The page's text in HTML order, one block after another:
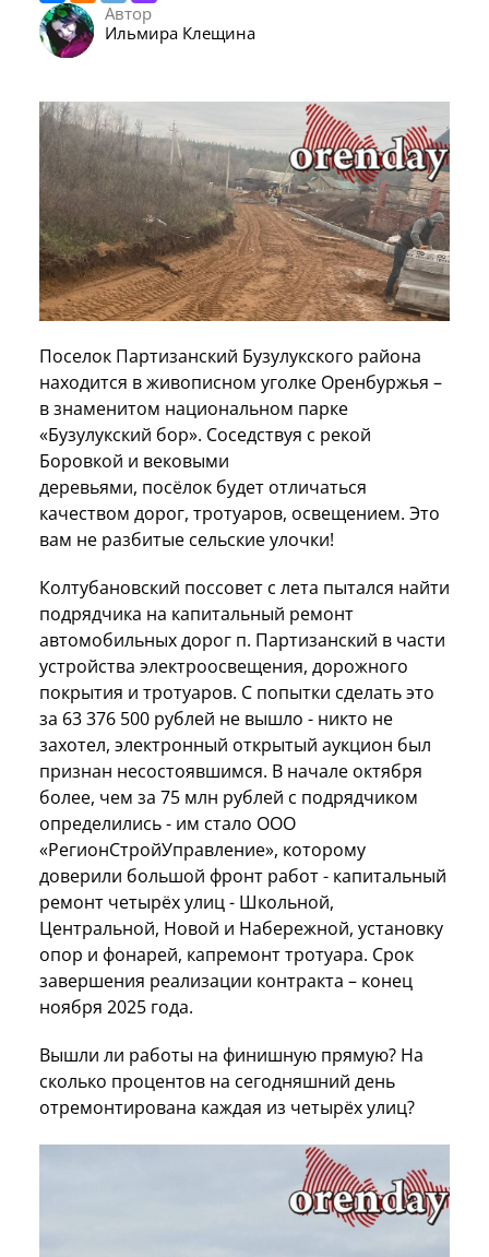
Автор
Ильмира Клещина
Поселок Партизанский Бузулукского района
находится в живописном уголке Оренбуржья –
в знаменитом национальном парке
«Бузулукский бор». Соседствуя с рекой
Боровкой и вековыми
деревьями, посёлок будет отличаться
качеством дорог, тротуаров, освещением. Это
вам не разбитые сельские улочки!
Колтубановский поссовет с лета пытался найти
подрядчика на капитальный ремонт
автомобильных дорог п. Партизанский в части
устройства электроосвещения, дорожного
покрытия и тротуаров. С попытки сделать это
за 63 376 500 рублей не вышло - никто не
захотел, электронный открытый аукцион был
признан несостоявшимся. В начале октября
более, чем за 75 млн рублей с подрядчиком
определились - им стало ООО
«РегионСтройУправление», которому
доверили большой фронт работ - капитальный
ремонт четырёх улиц - Школьной,
Центральной, Новой и Набережной, установку
опор и фонарей, капремонт тротуара. Срок
завершения реализации контракта – конец
ноября 2025 года.
Вышли ли работы на финишную прямую? На
сколько процентов на сегодняшний день
отремонтирована каждая из четырёх улиц?